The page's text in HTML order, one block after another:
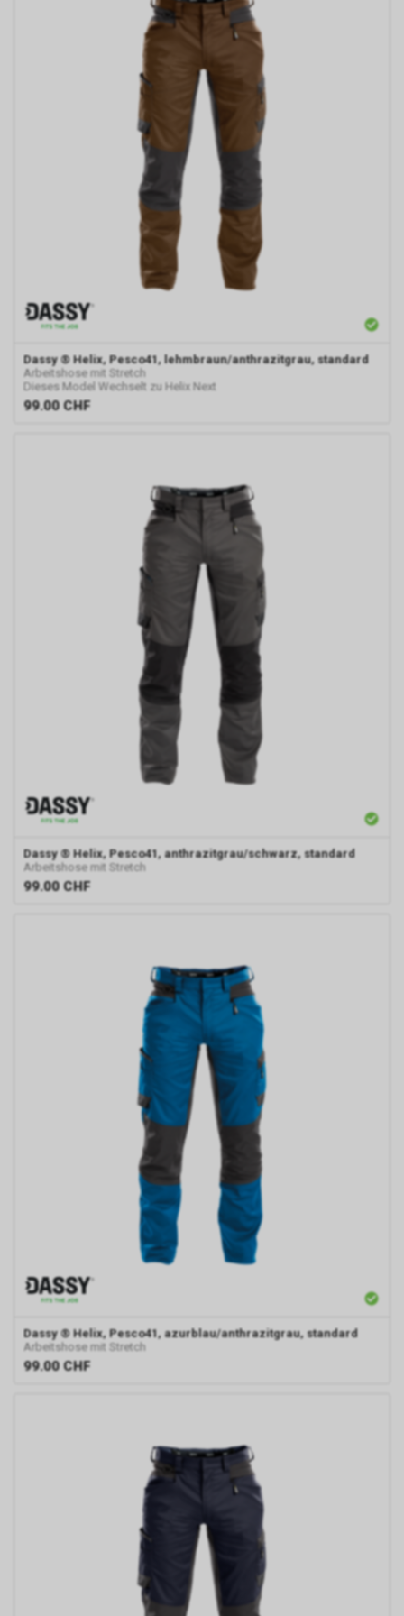
Dassy ® Helix, Pesco41, lehmbraun/anthrazitgrau, standard
Arbeitshose mit Stretch
Dieses Model Wechselt zu Helix Next
99.00 CHF
Dassy ® Helix, Pesco41, anthrazitgrau/schwarz, standard
Arbeitshose mit Stretch
99.00 CHF
Dassy ® Helix, Pesco41, azurblau/anthrazitgrau, standard
Arbeitshose mit Stretch
99.00 CHF